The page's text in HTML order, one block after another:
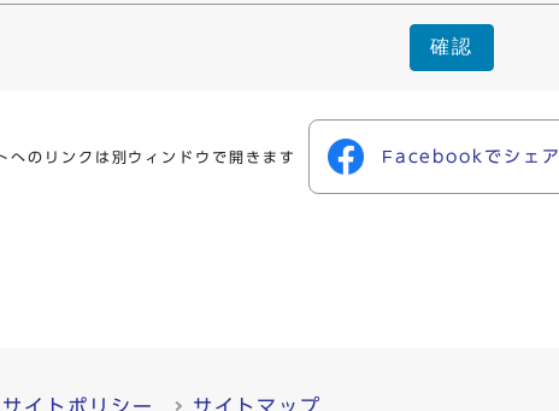
確認
へのリンクは別ウィンドウで開きます Facebookでシェア
サイトポリシー サイトマップ